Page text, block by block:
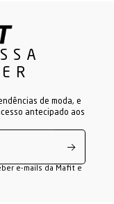
de moda, e
antecipado aos
e-mails da Mafit e